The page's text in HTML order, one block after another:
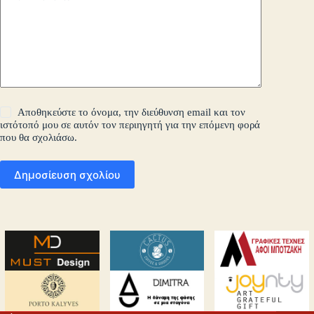
Αποθηκεύστε το όνομα, την διεύθυνση email και τον
ιστότοπό μου σε αυτόν τον περιηγητή για την επόμενη φορά
που θα σχολιάσω.
Δημοσίευση σχολίου